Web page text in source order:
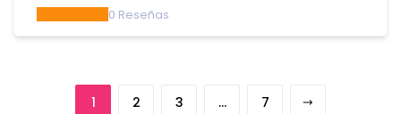
0 Reseñas
1 2 3 … 7